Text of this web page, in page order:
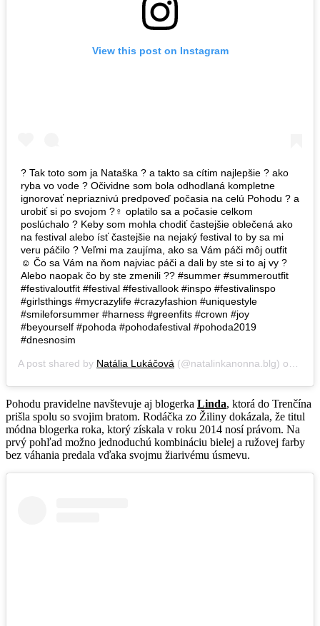
View this post on Instagram
? Tak toto som ja Nataška ? a takto sa cítim najlepšie ? ako
ryba vo vode ? Očividne som bola odhodlaná kompletne
ignorovať nepriaznivú predpoveď počasia na celú Pohodu ? a
urobiť si po svojom ?‍♀️ oplatilo sa a počasie celkom
poslúchalo ? Keby som mohla chodiť častejšie oblečená ako
na festival alebo ísť častejšie na nejaký festival to by sa mi
veru páčilo ? Veľmi ma zaujíma, ako sa Vám páči môj outfit
☺️ Čo sa Vám na ňom najviac páči a dali by ste si to aj vy ?
Alebo naopak čo by ste zmenili ?? #summer #summeroutfit
#festivaloutfit #festival #festivallook #inspo #festivalinspo
#girlsthings #mycrazylife #crazyfashion #uniquestyle
#smileforsummer #harness #greenfits #crown #joy
#beyourself #pohoda #pohodafestival #pohoda2019
#dnesnosim
A post shared by Natália Lukáčová (@natalinkanonna.blg) on
Pohodu pravidelne navštevuje aj blogerka Linda, ktorá do Trenčína
prišla spolu so svojim bratom. Rodáčka zo Žiliny dokázala, že titul
módna blogerka roka, ktorý získala v roku 2014 nosí právom. Na
prvý pohľad možno jednoduchú kombináciu bielej a ružovej farby
bez váhania predala vďaka svojmu žiarivému úsmevu.